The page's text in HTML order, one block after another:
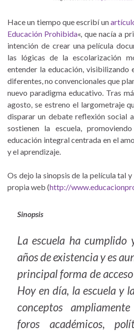
Hace un tiempo que escribí un
Educación Prohibida«, que nacía a
intención de crear una película
las lógicas de la escolarización
entender la educación, visibilizando
diferentes, no convencionales que
nuevo paradigma educativo. Tras
agosto, se estreno el largometraje
disparar un debate reflexión social
sostienen la escuela,
educación integral centrada en el
y el aprendizaje.
Os dejo la sinopsis de la película tal
propia web (http://
Sinopsis
La escuela ha cumplido
años de existencia y es
principal forma de
Hoy en día, la escuela y
conceptos
foros académicos,